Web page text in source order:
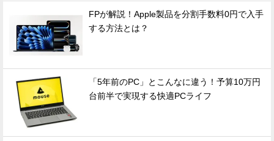
FPが解説！Apple製品を分割手数料0円で入手
する方法とは？
「5年前のPC」とこんなに違う！予算10万円
台前半で実現する快適PCライフ